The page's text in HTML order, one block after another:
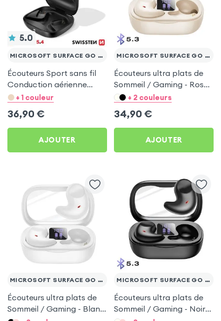
5.0
MICROSOFT SURFACE GO 10.1
Écouteurs Sport sans fil
Conduction aérienne
Swissten Run Noir pour
+ 1 couleur
36,90 €
AJOUTER
MICROSOFT SURFACE GO 10.1
Écouteurs ultra plats de
Sommeil / Gaming - Rose
pour Microsoft Surface
+ 2 couleurs
34,90 €
AJOUTER
MICROSOFT SURFACE GO 10.1
Écouteurs ultra plats de
Sommeil / Gaming - Blanc
MICROSOFT SURFACE GO 10.1
Écouteurs ultra plats de
Sommeil / Gaming - Noir